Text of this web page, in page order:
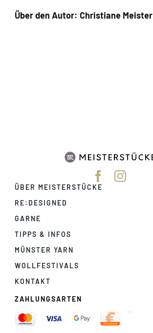
Über den Autor: Christiane Meister
ÜBER MEISTERSTÜCKE
RE:DESIGNED
GARNE
TIPPS & INFOS
MÜNSTER YARN
WOLLFESTIVALS
KONTAKT
ZAHLUNGSARTEN